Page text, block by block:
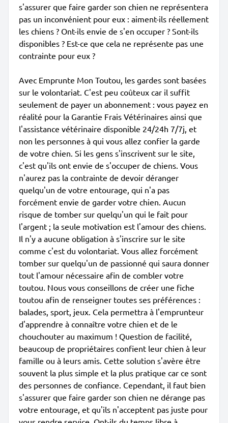
s'assurer que faire garder son chien ne représentera
pas un inconvénient pour eux : aiment-ils réellement
les chiens ? Ont-ils envie de s'en occuper ? Sont-ils
disponibles ? Est-ce que cela ne représente pas une
contrainte pour eux ?
Avec Emprunte Mon Toutou, les gardes sont basées
sur le volontariat. C'est peu coûteux car il suffit
seulement de payer un abonnement : vous payez en
réalité pour la Garantie Frais Vétérinaires ainsi que
l'assistance vétérinaire disponible 24/24h 7/7j, et
non les personnes à qui vous allez confier la garde
de votre chien. Si les gens s'inscrivent sur le site,
c'est qu'ils ont envie de s'occuper de chiens. Vous
n'aurez pas la contrainte de devoir déranger
quelqu'un de votre entourage, qui n'a pas
forcément envie de garder votre chien. Aucun
risque de tomber sur quelqu'un qui le fait pour
l'argent ; la seule motivation est l'amour des chiens.
Il n'y a aucune obligation à s'inscrire sur le site
comme c'est du volontariat. Vous allez forcément
tomber sur quelqu'un de passionné qui saura donner
tout l'amour nécessaire afin de combler votre
toutou. Nous vous conseillons de créer une fiche
toutou afin de renseigner toutes ses préférences :
balades, sport, jeux. Cela permettra à l'emprunteur
d'apprendre à connaître votre chien et de le
chouchouter au maximum ! Question de facilité,
beaucoup de propriétaires confient leur chien à leur
famille ou à leurs amis. Cette solution s'avère être
souvent la plus simple et la plus pratique car ce sont
des personnes de confiance. Cependant, il faut bien
s'assurer que faire garder son chien ne dérange pas
votre entourage, et qu'ils n'acceptent pas juste pour